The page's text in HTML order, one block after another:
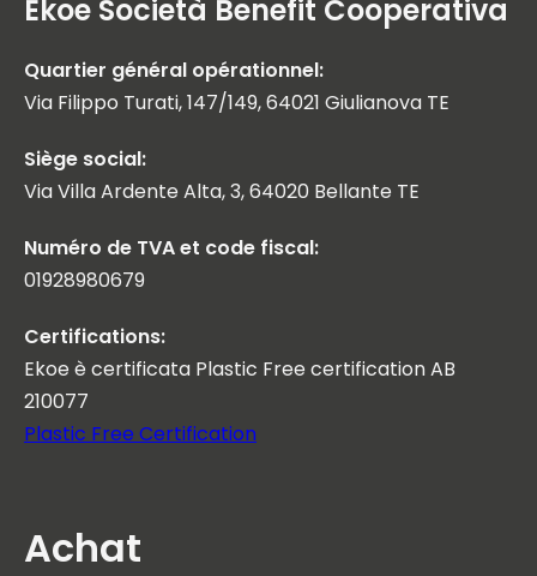
Ekoe Società Benefit Cooperativa
Quartier général opérationnel:
Via Filippo Turati, 147/149, 64021 Giulianova TE
Siège social:
Via Villa Ardente Alta, 3, 64020 Bellante TE
Numéro de TVA et code fiscal:
01928980679
Certifications:
Ekoe è certificata Plastic Free certification AB
210077
Plastic Free Certification
Achat